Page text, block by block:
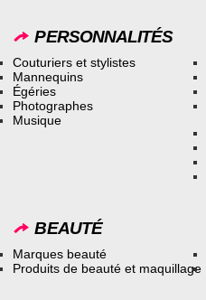
PERSONNALITÉS
Couturiers et stylistes
Mannequins
Égéries
Photographes
Musique
BEAUTÉ
Marques beauté
Produits de beauté et maquillage